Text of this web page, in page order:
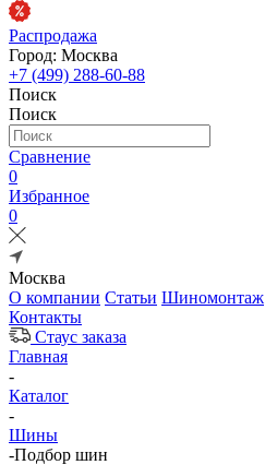
Распродажа
Город: Москва
+7 (499) 288-60-88
Поиск
Поиск
Сравнение
0
Избранное
0
Москва
О компании Статьи Шиномонтаж
Контакты
Стаус заказа
Главная
-
Каталог
-
Шины
-Подбор шин